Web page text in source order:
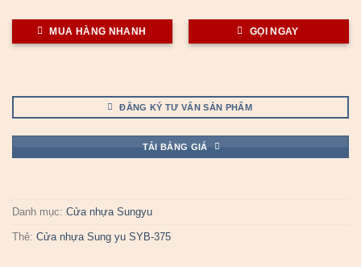
MUA HÀNG NHANH GỌI NGAY
ĐĂNG KÝ TƯ VẤN SẢN PHẨM
TẢI BẢNG GIÁ
Danh mục: Cửa nhựa Sungyu
Thẻ: Cửa nhựa Sung yu SYB-375